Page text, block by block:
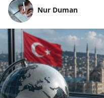
Nur Duman